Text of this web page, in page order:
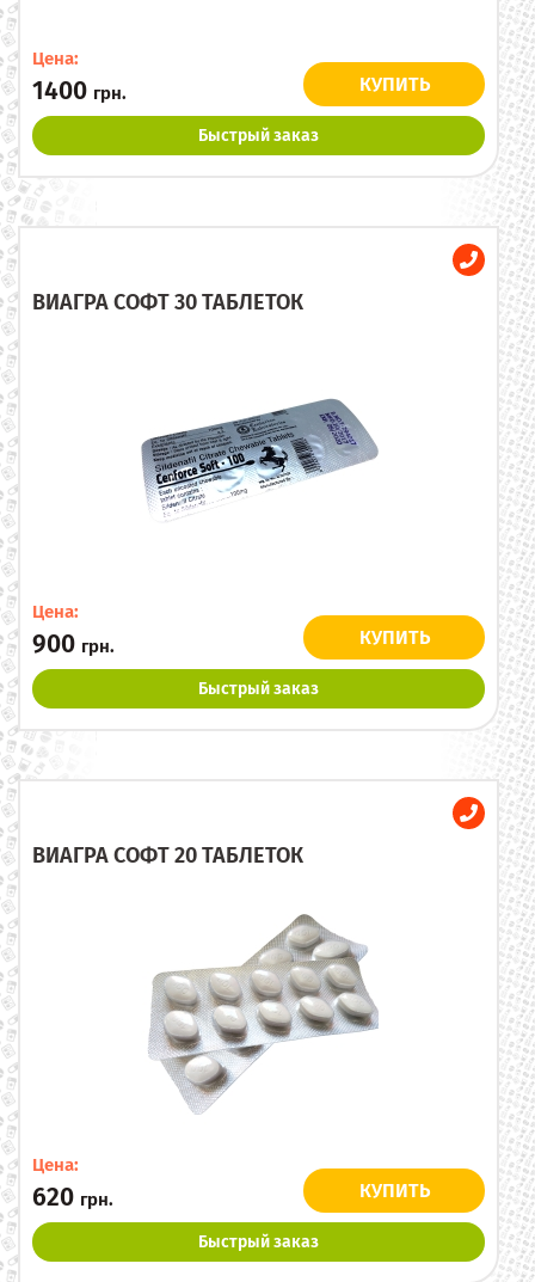
Цена:
1400 грн. КУПИТЬ
Быстрый заказ
ВИАГРА СОФТ 30 ТАБЛЕТОК
Цена:
900 грн. КУПИТЬ
Быстрый заказ
ВИАГРА СОФТ 20 ТАБЛЕТОК
Цена:
620 грн. КУПИТЬ
Быстрый заказ